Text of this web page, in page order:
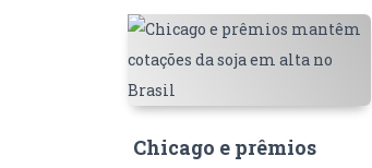
Chicago e prêmios